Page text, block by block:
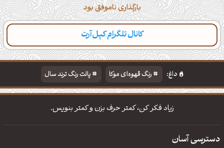
بارگذاری ناموفق بود
کانال تلگرام کپل‌آرت
دسته‌بندی مطالب تازه تایپوگرافی پالت‌ها
داغ: رنگ قهوه‌ای موکا
پالت رنگ ترند سال
دانلود والپیپر مذهبی
تایپوگرافی شعر مولانا
زیاد فکر کن، کمتر حرف بزن و کمتر بنویس.
دسترسی آسان